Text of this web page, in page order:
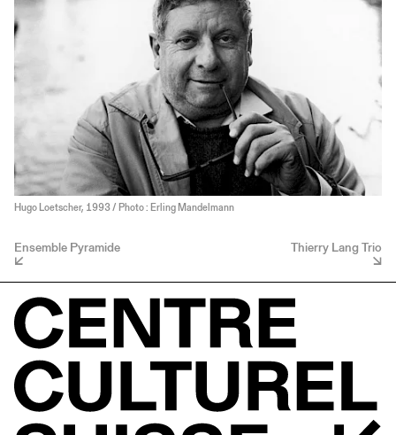
Hugo Loetscher, 1993 / Photo : Erling Mandelmann
Ensemble Pyramide Thierry Lang Trio